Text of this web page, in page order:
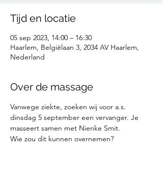
Tijd en locatie
05 sep 2023, 14:00 – 16:30
Haarlem, Belgiëlaan 3, 2034 AV Haarlem,
Nederland
Over de massage
Vanwege ziekte, zoeken wij voor a.s.
dinsdag 5 september een vervanger. Je
masseert samen met Nienke Smit.
Wie zou dit kunnen overnemen?